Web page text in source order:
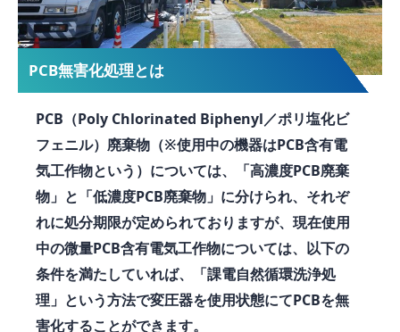
PCB無害化処理とは
PCB（Poly Chlorinated Biphenyl／ポリ塩化ビ
フェニル）廃棄物（※使用中の機器はPCB含有電
気工作物という）については、「高濃度PCB廃棄
物」と「低濃度PCB廃棄物」に分けられ、それぞ
れに処分期限が定められておりますが、現在使用
中の微量PCB含有電気工作物については、以下の
条件を満たしていれば、「課電自然循環洗浄処
理」という方法で変圧器を使用状態にてPCBを無
害化することができます。